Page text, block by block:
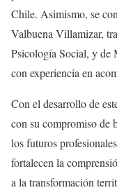
Chile. Asimismo, se
Valbuena Villamizar,
Psicología Social, y de
con experiencia en
Con el desarrollo de
con su compromiso de
los futuros
fortalecen la
a la transformación